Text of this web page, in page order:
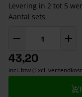
Levering in 2 tot 5
Aantal sets
43,20
incl. btw (Excl.